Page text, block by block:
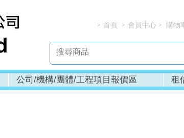
> > >
首頁 會員中心 購物
公司/機構/團體/工程項目報價區 租